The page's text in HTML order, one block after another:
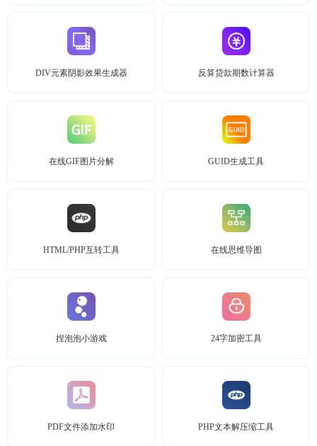
DIV元素阴影效果生成器 反算贷款期数计算器
在线GIF图片分解 GUID生成工具
HTML/PHP互转工具 在线思维导图
捏泡泡小游戏 24字加密工具
PDF文件添加水印 PHP文本解压缩工具